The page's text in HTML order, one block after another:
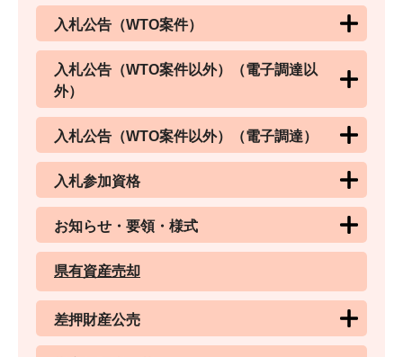
入札公告（WTO案件）
入札公告（WTO案件以外）（電子調達以
外）
入札公告（WTO案件以外）（電子調達）
入札参加資格
お知らせ・要領・様式
県有資産売却
差押財産公売